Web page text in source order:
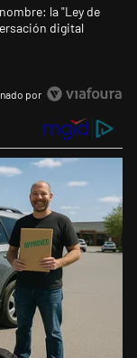
perdió la pulseada
la "Ley de
digital
por